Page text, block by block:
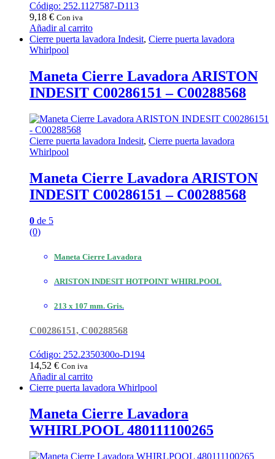
Código: 252.1127587-D113
9,18 € Con iva
Añadir al carrito
Cierre puerta lavadora Indesit, Cierre puerta lavadora
Whirlpool
Maneta Cierre Lavadora ARISTON
INDESIT C00286151 – C00288568
Cierre puerta lavadora Indesit, Cierre puerta lavadora
Whirlpool
Maneta Cierre Lavadora ARISTON
INDESIT C00286151 – C00288568
0 de 5
(0)
Maneta Cierre Lavadora
ARISTON INDESIT HOTPOINT WHIRLPOOL
213 x 107 mm. Gris.
C00286151, C00288568
Código: 252.2350300o-D194
14,52 € Con iva
Añadir al carrito
Cierre puerta lavadora Whirlpool
Maneta Cierre Lavadora
WHIRLPOOL 480111100265